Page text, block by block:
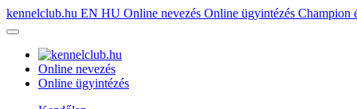
kennelclub.hu EN HU Online nevezés Online ügyintézés Champion
Online nevezés
Online ügyintézés